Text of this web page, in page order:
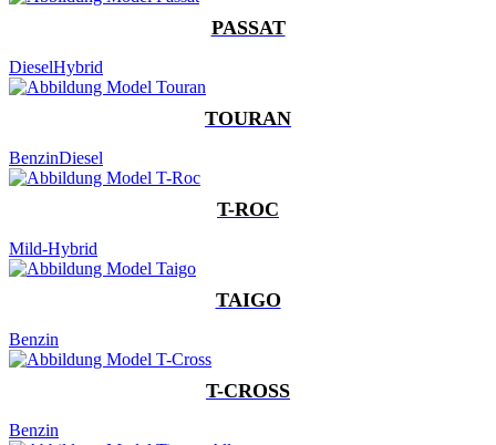
PASSAT
DieselHybrid
TOURAN
BenzinDiesel
T-ROC
Mild-Hybrid
TAIGO
Benzin
T-CROSS
Benzin